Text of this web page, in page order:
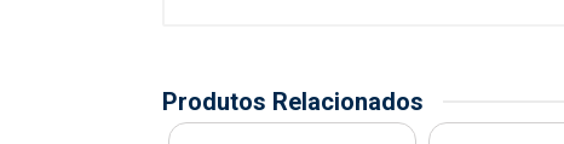
Produtos Relacionados